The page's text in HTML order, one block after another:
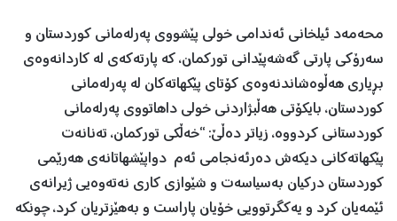
محەمەد ئیلخانی ئەندامی خولی پێشووی پەرلەمانی کوردستان و
سەرۆکی پارتی گەشەپێدانی تورکمان، کە پارتەکەی لە کاردانەوەی
بڕیاری هەڵوەشاندنەوەی کۆتای پێکهاتەکان لە پەرلەمانی
کوردستان، بایکۆتی هەڵبژاردنی خولی داهاتووی پەرلەمانی
کوردستانی کردووە، زیاتر دەڵێ: “خەڵکی تورکمان، تەنانەت
پێکهاتەکانی دیکەش دەرئەنجامی ئەم دواپێشهاتانەی هەرێمی
کوردستان درکیان بەسیاسەت و شێوازی کاری نەتەوەیی ژیرانەی
ئێمەیان کرد و یەکگرتوویی خۆیان پاراست و بەهێزتریان کرد، چونکە